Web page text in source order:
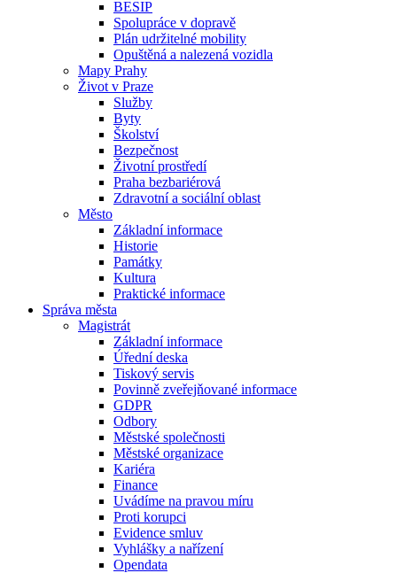
BESIP
Spolupráce v dopravě
Plán udržitelné mobility
Opuštěná a nalezená vozidla
Mapy Prahy
Život v Praze
Služby
Byty
Školství
Bezpečnost
Životní prostředí
Praha bezbariérová
Zdravotní a sociální oblast
Město
Základní informace
Historie
Památky
Kultura
Praktické informace
Správa města
Magistrát
Základní informace
Úřední deska
Tiskový servis
Povinně zveřejňované informace
GDPR
Odbory
Městské společnosti
Městské organizace
Kariéra
Finance
Uvádíme na pravou míru
Proti korupci
Evidence smluv
Vyhlášky a nařízení
Opendata